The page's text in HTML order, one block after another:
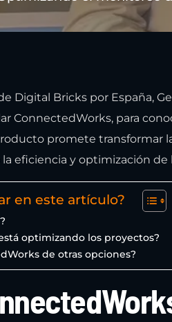
Digital Bricks por España,
ConnectedWorks, para
promete transformar
eficiencia y optimización
en este artículo?
optimizando los proyectos?
de otras opciones?